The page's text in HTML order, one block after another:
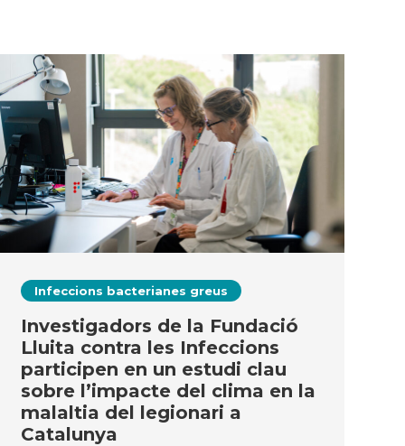
Infeccions bacterianes greus
Investigadors de la Fundació
Lluita contra les Infeccions
participen en un estudi clau
sobre l’impacte del clima en la
malaltia del legionari a
Catalunya